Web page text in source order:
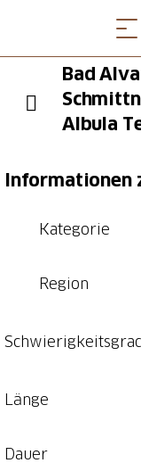
Bad
Albula
Informationen
Kategorie
Region
Länge
Dauer